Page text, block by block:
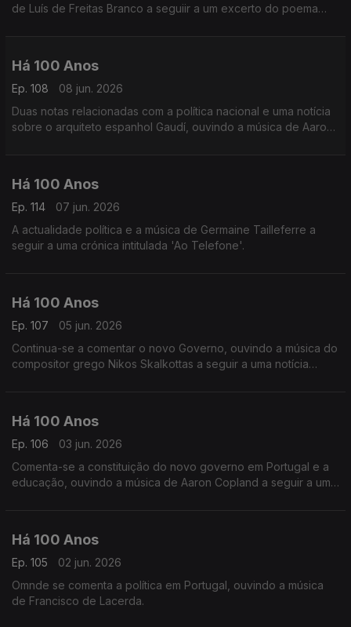
de Luís de Freitas Branco a seguiir a um excerto do poema
Há 100 Anos
Ep. 108
08 jun. 2026
Duas notas relacionadas com a política nacional e uma notícia
sobre o arquiteto espanhol Gaudí, ouvindo a música de Aaron
Há 100 Anos
Ep. 114
07 jun. 2026
A actualidade política e a música de Germaine Tailleferre a
seguir a uma crónica intitulada 'Ao Telefone'.
Há 100 Anos
Ep. 107
05 jun. 2026
Continua-se a comentar o novo Governo, ouvindo a música do
compositor grego Nikos Skalkottas a seguir a uma notícia
Há 100 Anos
Ep. 106
03 jun. 2026
Comenta-se a constituição do novo governo em Portugal e a
educação, ouvindo a música de Aaron Copland a seguir a uma
Há 100 Anos
Ep. 105
02 jun. 2026
Omnde se comenta a política em Portugal, ouvindo a música
de Francisco de Lacerda.